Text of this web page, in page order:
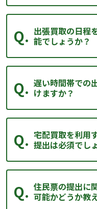
出張買取の日程
能でしょうか？
遅い時間帯での
けますか？
宅配買取を利用
提出は必須でし
住民票の提出に
可能かどうか教